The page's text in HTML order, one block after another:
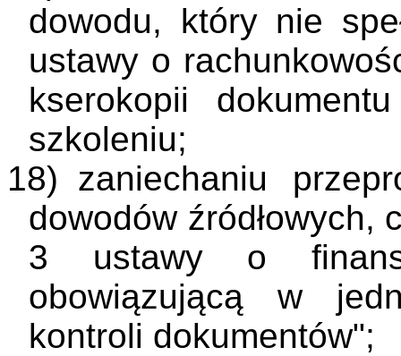
dowodu, który nie
ustawy o
kserokopii
szkoleniu;
18) zaniechaniu
dowodów źródłowych,
3 ustawy o
obowiązującą w
kontroli dokumentów";